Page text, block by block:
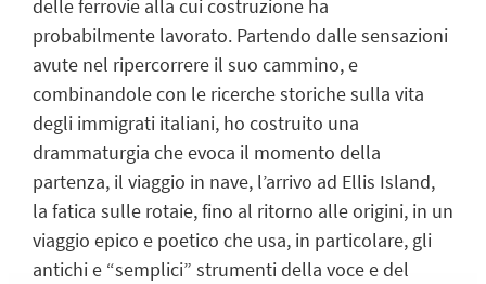
delle ferrovie alla cui costruzione ha
probabilmente lavorato. Partendo dalle sensazioni
avute nel ripercorrere il suo cammino, e
combinandole con le ricerche storiche sulla vita
degli immigrati italiani, ho costruito una
drammaturgia che evoca il momento della
partenza, il viaggio in nave, l’arrivo ad Ellis Island,
la fatica sulle rotaie, fino al ritorno alle origini, in un
viaggio epico e poetico che usa, in particolare, gli
antichi e “semplici” strumenti della voce e del